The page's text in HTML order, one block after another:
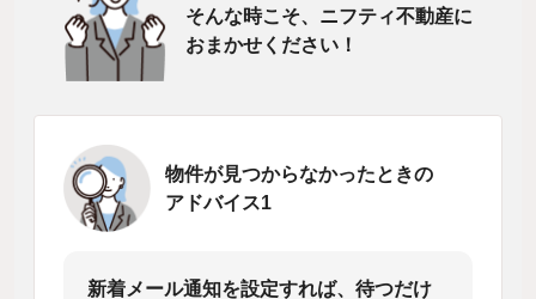
そんな時こそ、ニフティ不動産に
おまかせください！
物件が見つからなかったときの
アドバイス1
新着メール通知を設定すれば、待つだけ